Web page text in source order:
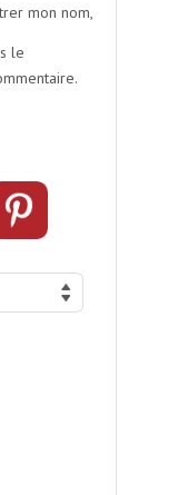
mon nom,
le